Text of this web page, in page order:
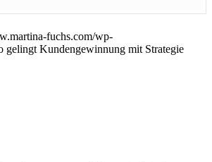
fuchs.com/wp-
gelingt Kundengewinnung mit Strategie